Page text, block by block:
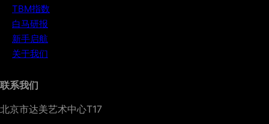
TBM指数
白马研报
新手启航
关于我们
联系我们
北京市达美艺术中心T17